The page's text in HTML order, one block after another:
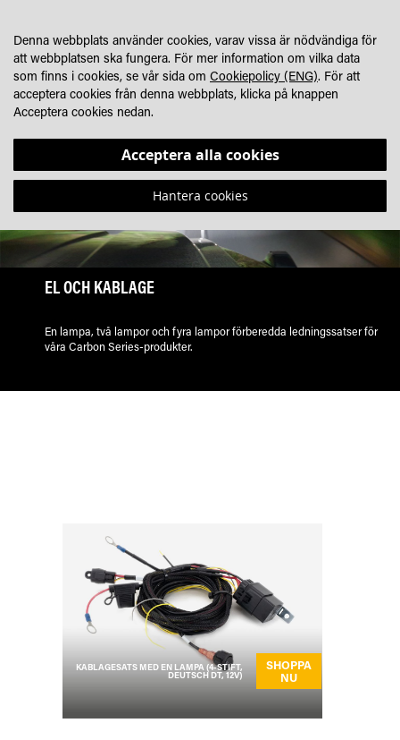
INNEHÅLLET
EL OCH KABLAGE
En lampa, två lampor och fyra lampor förberedda ledningssatser för
våra Carbon Series-produkter.
KABLAGESATS MED EN LAMPA (4-STIFT,
DEUTSCH DT, 12V)
SHOPPA
NU
Denna webbplats använder cookies, varav vissa är nödvändiga för
att webbplatsen ska fungera. För mer information om vilka data
som finns i cookies, se vår sida om Cookiepolicy (ENG). För att
acceptera cookies från denna webbplats, klicka på knappen
Acceptera cookies nedan.
Acceptera alla cookies
Hantera cookies